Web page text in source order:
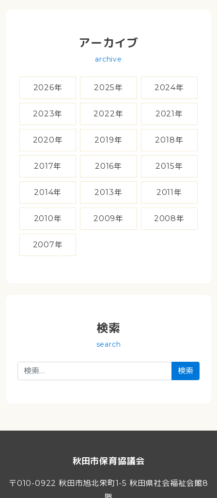
アーカイブ
archive
2026年 2025年 2024年
2023年 2022年 2021年
2020年 2019年 2018年
2017年 2016年 2015年
2014年 2013年 2011年
2010年 2009年 2008年
2007年
検索
search
検索:
秋田市保育協議会
〒010-0922 秋田市旭北栄町1-5 秋田県社会福祉会館8